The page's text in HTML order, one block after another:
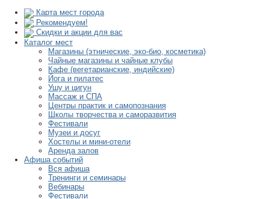
Карта мест города
Рекомендуем!
Скидки и акции для вас
Каталог мест
Магазины (этнические, эко-био, косметика)
Чайные магазины и чайные клубы
Кафе (вегетарианские, индийские)
Йога и пилатес
Ушу и цигун
Массаж и СПА
Центры практик и самопознания
Школы творчества и саморазвития
Фестивали
Музеи и досуг
Хостелы и мини-отели
Аренда залов
Афиша событий
Вся афиша
Тренинги и семинары
Вебинары
Фестивали